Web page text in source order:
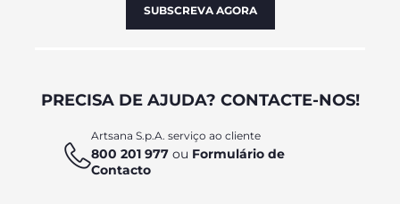
SUBSCREVA AGORA
PRECISA DE AJUDA? CONTACTE-NOS!
Artsana S.p.A. serviço ao cliente
800 201 977 ou Formulário de
Contacto